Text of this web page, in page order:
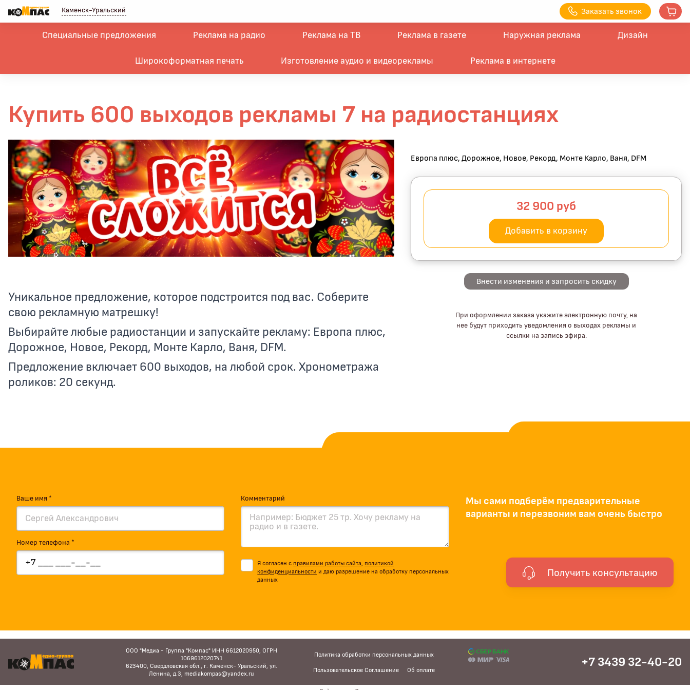
Каменск-Уральский Заказать звонок
Специальные предложения Реклама на радио Реклама на ТВ Реклама в газете Наружная реклама Дизайн
Широкоформатная печать Изготовление аудио и видеорекламы Реклама в интернете
Купить 600 выходов рекламы 7 на радиостанциях
Уникальное предложение, которое подстроится под вас. Соберите
свою рекламную матрешку!
Выбирайте любые радиостанции и запускайте рекламу: Европа плюс,
Дорожное, Новое, Рекорд, Монте Карло, Ваня, DFM.
Предложение включает 600 выходов, на любой срок. Хронометража
роликов: 20 секунд.
Европа плюс, Дорожное, Новое, Рекорд, Монте Карло, Ваня, DFM
32 900 руб
Добавить в корзину
Внести изменения и запросить скидку
При оформлении заказа укажите электронную почту, на
нее будут приходить уведомления о выходах рекламы и
ссылки на запись эфира.
Ваше имя *
Номер телефона *
Комментарий
Я согласен с правилами работы сайта
политикой
конфиденциальности и даю разрешение на обработку персональных
данных
Мы сами подберём предварительные
варианты и перезвоним вам очень быстро
Получить консультацию
ООО "Медиа - Группа "Компас" ИНН 6612020950, ОГРН
1069612020741
623400, Свердловская обл., г. Каменск- Уральский, ул.
Ленина, д.3, mediakompas@yandex.ru
Политика обработки персональных данных
Пользовательское Соглашение Об оплате
+7 3439 32-40-20